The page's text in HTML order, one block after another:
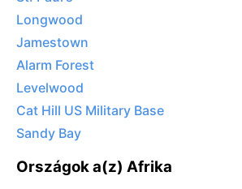
Longwood
Jamestown
Alarm Forest
Levelwood
Cat Hill US Military Base
Sandy Bay
Országok a(z) Afrika